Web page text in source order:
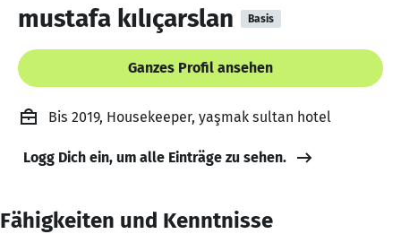
mustafa kılıçarslan Basis
Ganzes Profil ansehen
Bis 2019, Housekeeper, yaşmak sultan hotel
Logg Dich ein, um alle Einträge zu sehen.
Fähigkeiten und Kenntnisse